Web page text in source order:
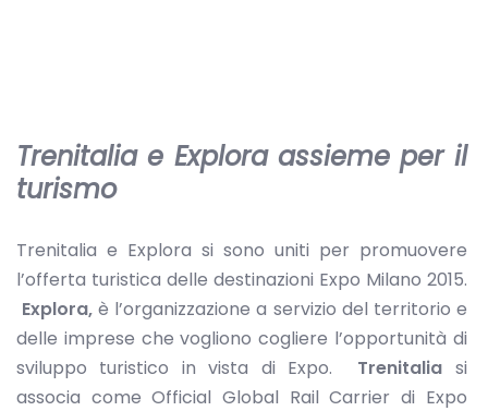
Trenitalia e Explora assieme per il
turismo
Trenitalia e Explora si sono uniti per promuovere
l’offerta turistica delle destinazioni Expo Milano 2015.
Explora, è l’organizzazione a servizio del territorio e
delle imprese che vogliono cogliere l’opportunità di
sviluppo turistico in vista di Expo. Trenitalia si
associa come Official Global Rail Carrier di Expo